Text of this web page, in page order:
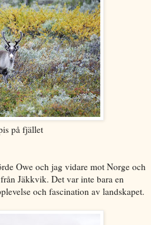
på fjället
Owe och jag vidare mot Norge och
Jäkkvik. Det var inte bara en
och fascination av landskapet.